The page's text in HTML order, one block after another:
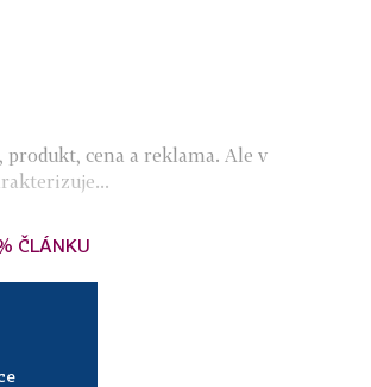
produkt, cena a reklama. Ale v
ČLÁNKU